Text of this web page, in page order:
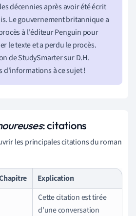
décennies après avoir été écrit
Le gouvernement britannique a
à l'éditeur Penguin pour
le texte et a perdu le procès.
de StudySmarter sur D.H.
d'informations à ce sujet !
: citations
les principales citations du roman
Explication
Cette citation est tirée
d'une conversation